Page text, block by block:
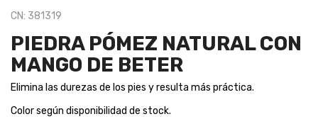
CN: 381319
PIEDRA PÓMEZ NATURAL CON
MANGO DE BETER
Elimina las durezas de los pies y resulta más práctica.
Color según disponibilidad de stock.